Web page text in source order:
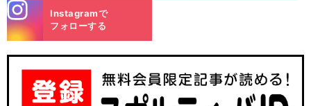
m
Instagramで
フォローする